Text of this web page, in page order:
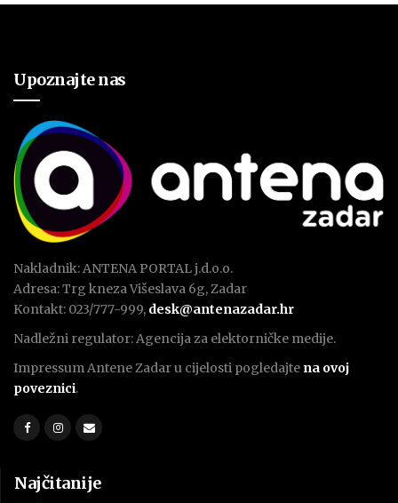
Upoznajte nas
Nakladnik: ANTENA PORTAL j.d.o.o.
Adresa: Trg kneza Višeslava 6g, Zadar
Kontakt: 023/777-999, desk@antenazadar.hr
Nadležni regulator: Agencija za elektorničke medije.
Impressum Antene Zadar u cijelosti pogledajte na ovoj
poveznici.
Najčitanije